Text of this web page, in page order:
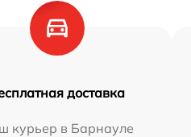
доставка
курьер в Барнауле